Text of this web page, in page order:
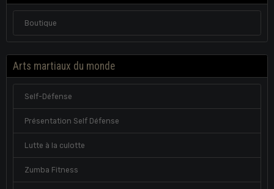
Boutique
Arts martiaux du monde
Self-Défense
Présentation Self Défense
Lutte à la culotte
Zumba Fitness